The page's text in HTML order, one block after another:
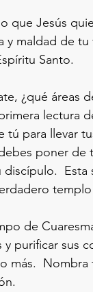
que Jesús
y maldad de
Santo.
¿qué áreas
lectura
tú para llevar
poner de
discípulo.
de
y purificar sus
más.